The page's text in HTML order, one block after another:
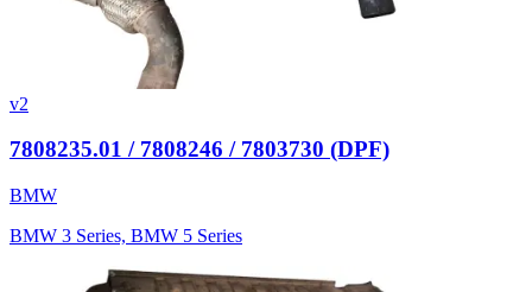
v2
7808235.01 / 7808246 / 7803730 (DPF)
BMW
BMW 3 Series, BMW 5 Series